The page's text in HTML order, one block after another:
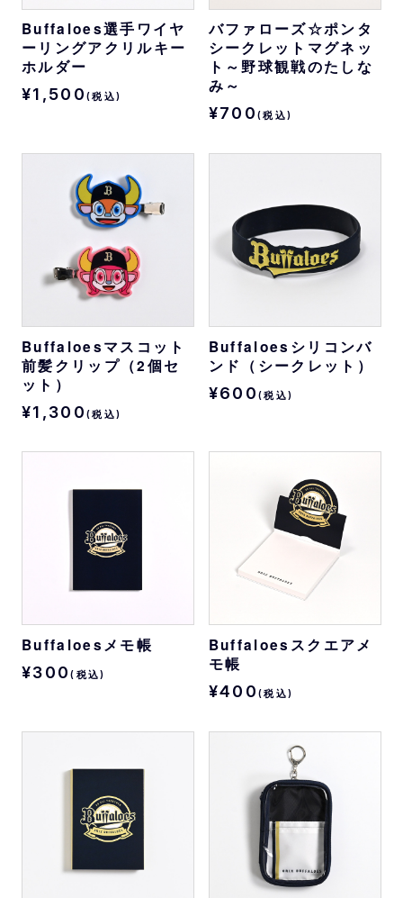
Buffaloes選手ワイヤ
ーリングアクリルキー
ホルダー
¥1,500 (税込)
バファローズ☆ポンタ
シークレットマグネッ
ト～野球観戦のたしな
み～
¥700(税込)
Buffaloesマスコット
前髪クリップ（2個セ
ット）
¥1,300 (税込)
Buffaloesシリコンバ
ンド（シークレット）
¥600(税込)
Buffaloesメモ帳
¥300(税込)
Buffaloesスクエアメ
モ帳
¥400(税込)